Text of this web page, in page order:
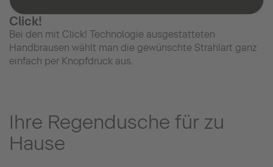
Click!
Bei den mit Click! Technologie ausgestatteten
Handbrausen wählt man die gewünschte Strahlart ganz
einfach per Knopfdruck aus.
Ihre Regendusche für zu
Hause